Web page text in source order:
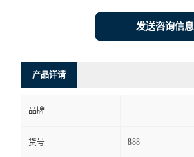
发送咨询信息
产品详请
品牌
货号 888